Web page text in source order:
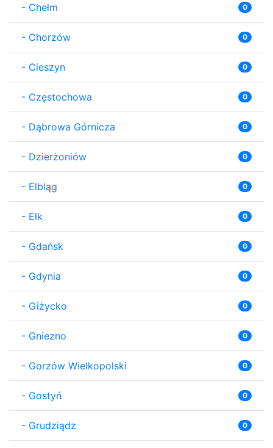
- Chełm 0
- Chorzów 0
- Cieszyn 0
- Częstochowa 0
- Dąbrowa Górnicza 0
- Dzierżoniów 0
- Elbląg 0
- Ełk 0
- Gdańsk 0
- Gdynia 0
- Giżycko 0
- Gniezno 0
- Gorzów Wielkopolski 0
- Gostyń 0
- Grudziądz 0